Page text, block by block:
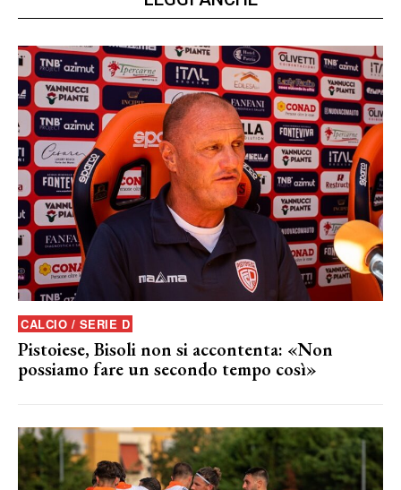
CALCIO / SERIE D
Pistoiese, Bisoli non si accontenta: «Non
possiamo fare un secondo tempo così»